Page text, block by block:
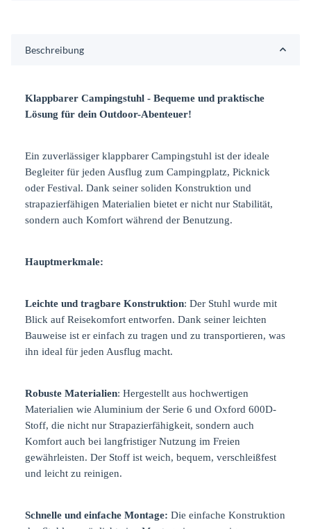
Beschreibung
Klappbarer Campingstuhl - Bequeme und praktische
Lösung für dein Outdoor-Abenteuer!
Ein zuverlässiger klappbarer Campingstuhl ist der ideale
Begleiter für jeden Ausflug zum Campingplatz, Picknick
oder Festival. Dank seiner soliden Konstruktion und
strapazierfähigen Materialien bietet er nicht nur Stabilität,
sondern auch Komfort während der Benutzung.
Hauptmerkmale:
Leichte und tragbare Konstruktion: Der Stuhl wurde mit
Blick auf Reisekomfort entworfen. Dank seiner leichten
Bauweise ist er einfach zu tragen und zu transportieren, was
ihn ideal für jeden Ausflug macht.
Robuste Materialien: Hergestellt aus hochwertigen
Materialien wie Aluminium der Serie 6 und Oxford 600D-
Stoff, die nicht nur Strapazierfähigkeit, sondern auch
Komfort auch bei langfristiger Nutzung im Freien
gewährleisten. Der Stoff ist weich, bequem, verschleißfest
und leicht zu reinigen.
Schnelle und einfache Montage: Die einfache Konstruktion